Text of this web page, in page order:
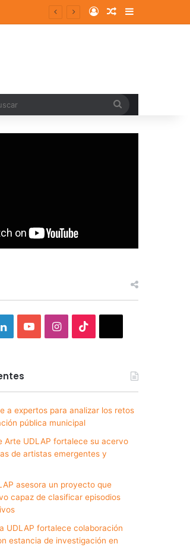
Log InRandom Article
Sidebar
LinkedInYouTubeInstagram
a expertos para analizar los retos
pública municipal
Arte UDLAP fortalece su acervo
de artistas emergentes y
asesora un proyecto que
capaz de clasificar episodios
UDLAP fortalece colaboración
estancia de investigación en